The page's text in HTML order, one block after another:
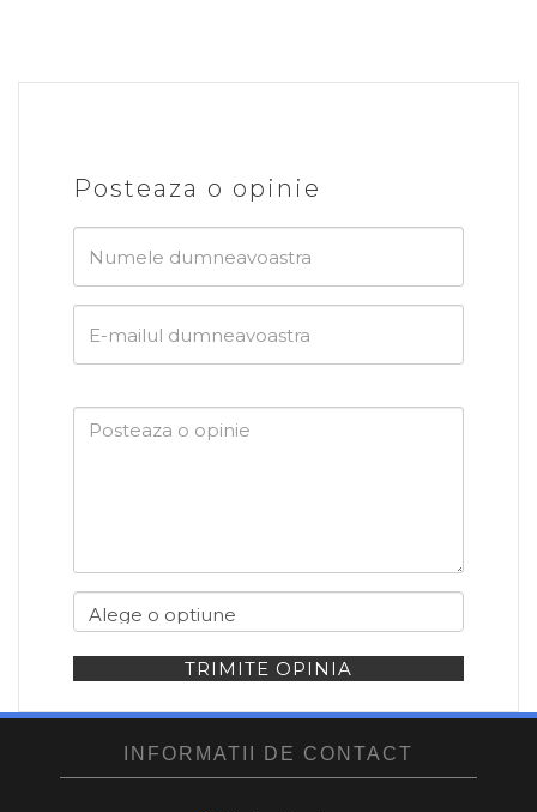
Posteaza o opinie
Numele
dumneavoastra
E-
mailul
dumneavoastra
TRIMITE OPINIA
INFORMATII DE CONTACT